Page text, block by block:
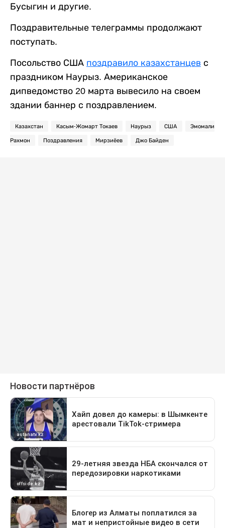
Бусыгин и другие.
Поздравительные телеграммы продолжают
поступать.
Посольство США поздравило казахстанцев с
праздником Наурыз. Американское
дипведомство 20 марта вывесило на своем
здании баннер с поздравлением.
Казахстан Касым-Жомарт Токаев Наурыз США Эмомали
Рахмон Поздравления Мирзиёев Джо Байден